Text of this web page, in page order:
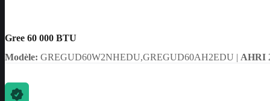
Gree 60 000 BTU
Modèle: GREGUD60W2NHEDU,GREGUD60AH2EDU | AHRI